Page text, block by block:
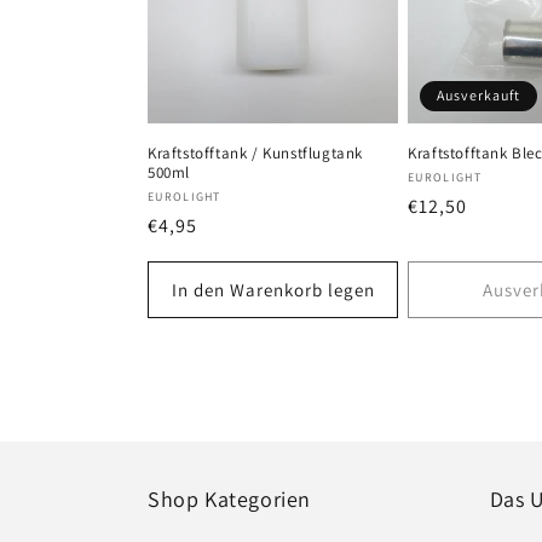
i
e
:
Kraftstofftank / Kunstflugtank
500ml
Anbieter:
EUROLIGHT
Normaler
€4,95
In den Warenkorb legen
Ausverkauft
Kraftstofftank
Anbieter:
EUROLIGHT
Normaler
€12,50
Shop Kategorien Das